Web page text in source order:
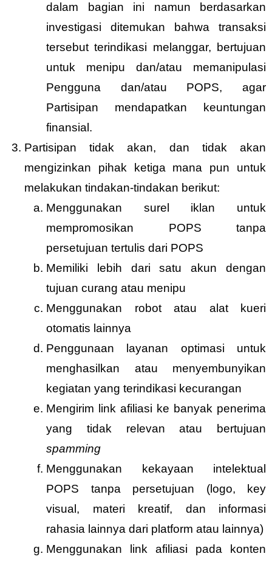
dalam bagian ini namun berdasarkan
investigasi ditemukan bahwa transaksi
tersebut terindikasi melanggar, bertujuan
untuk menipu dan/atau memanipulasi
Pengguna dan/atau POPS, agar
Partisipan mendapatkan keuntungan
finansial.
Partisipan tidak akan, dan tidak akan
mengizinkan pihak ketiga mana pun untuk
melakukan tindakan-tindakan berikut:
Menggunakan surel iklan untuk
mempromosikan POPS tanpa
persetujuan tertulis dari POPS
Memiliki lebih dari satu akun dengan
tujuan curang atau menipu
Menggunakan robot atau alat kueri
otomatis lainnya
Penggunaan layanan optimasi untuk
menghasilkan atau menyembunyikan
kegiatan yang terindikasi kecurangan
Mengirim link afiliasi ke banyak penerima
yang tidak relevan atau bertujuan
spamming
Menggunakan kekayaan intelektual
POPS tanpa persetujuan (logo, key
visual, materi kreatif, dan informasi
rahasia lainnya dari platform atau lainnya)
Menggunakan link afiliasi pada konten